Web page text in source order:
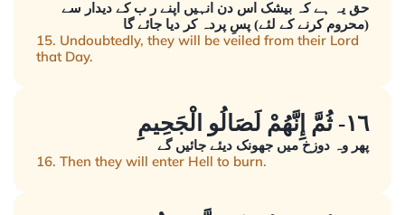
حق یہ ہے کہ بیشک اس دن انہیں اپنے ر ب کے دیدار سے
(محروم کرنے کے لئے) پسِ پردہ کر دیا جائے گا
15. Undoubtedly, they will be veiled from their Lord
that Day.
١٦- ثُمَّ إِنَّهُمْ لَصَالُو الْجَحِيمِ
پھر وہ دوزخ میں جھونک دیئے جائیں گے
16. Then they will enter Hell to burn.